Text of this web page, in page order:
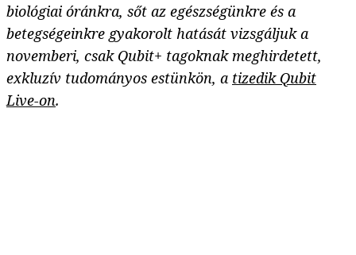
biológiai óránkra, sőt az egészségünkre és a
betegségeinkre gyakorolt hatását vizsgáljuk a
novemberi, csak Qubit+ tagoknak meghirdetett,
exkluzív tudományos estünkön, a tizedik Qubit
Live-on.